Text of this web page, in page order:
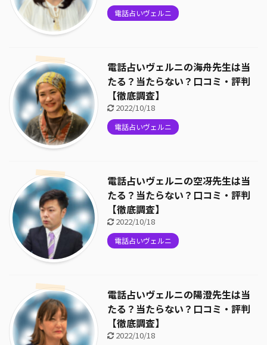
電話占いヴェルニ
電話占いヴェルニの海舟先生は当
たる？当たらない？口コミ・評判
【徹底調査】
2022/10/18
電話占いヴェルニ
電話占いヴェルニの空冴先生は当
たる？当たらない？口コミ・評判
【徹底調査】
2022/10/18
電話占いヴェルニ
電話占いヴェルニの陽澄先生は当
たる？当たらない？口コミ・評判
【徹底調査】
2022/10/18